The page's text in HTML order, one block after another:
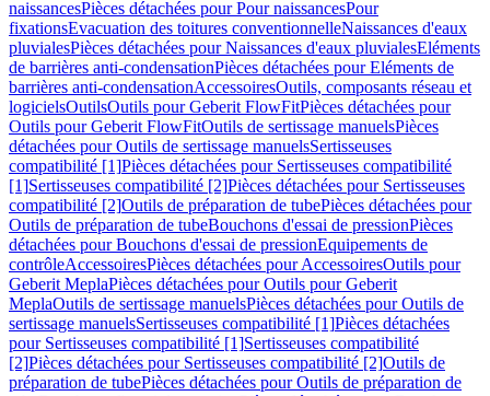
naissancesPièces détachées pour Pour naissancesPour
fixationsEvacuation des toitures conventionnelleNaissances d'eaux
pluvialesPièces détachées pour Naissances d'eaux pluvialesEléments
de barrières anti-condensationPièces détachées pour Eléments de
barrières anti-condensationAccessoiresOutils, composants réseau et
logicielsOutilsOutils pour Geberit FlowFitPièces détachées pour
Outils pour Geberit FlowFitOutils de sertissage manuelsPièces
détachées pour Outils de sertissage manuelsSertisseuses
compatibilité [1]Pièces détachées pour Sertisseuses compatibilité
[1]Sertisseuses compatibilité [2]Pièces détachées pour Sertisseuses
compatibilité [2]Outils de préparation de tubePièces détachées pour
Outils de préparation de tubeBouchons d'essai de pressionPièces
détachées pour Bouchons d'essai de pressionEquipements de
contrôleAccessoiresPièces détachées pour AccessoiresOutils pour
Geberit MeplaPièces détachées pour Outils pour Geberit
MeplaOutils de sertissage manuelsPièces détachées pour Outils de
sertissage manuelsSertisseuses compatibilité [1]Pièces détachées
pour Sertisseuses compatibilité [1]Sertisseuses compatibilité
[2]Pièces détachées pour Sertisseuses compatibilité [2]Outils de
préparation de tubePièces détachées pour Outils de préparation de